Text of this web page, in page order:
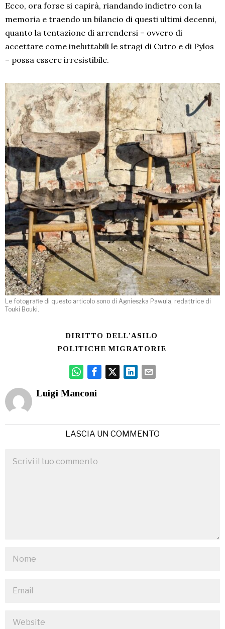
Ecco, ora forse si capirà, riandando indietro con la
memoria e traendo un bilancio di questi ultimi decenni,
quanto la tentazione di arrendersi – ovvero di
accettare come ineluttabili le stragi di Cutro e di Pylos
– possa essere irresistibile.
Le fotografie di questo articolo sono di Agnieszka Pawula, redattrice di
Touki Bouki.
DIRITTO DELL'ASILO
POLITICHE MIGRATORIE
Luigi Manconi
LASCIA UN COMMENTO